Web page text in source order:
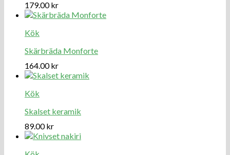
179.00kr
Kök
Skärbräda Monforte
164.00kr
Kök
Skalset keramik
89.00kr